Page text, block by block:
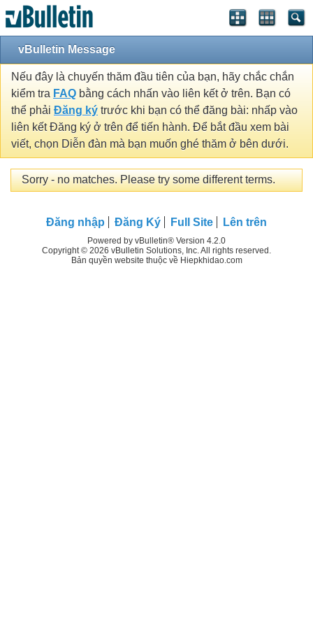
vBulletin Message
Nếu đây là chuyến thăm đầu tiên của bạn, hãy chắc chắn
kiểm tra FAQ bằng cách nhấn vào liên kết ở trên. Bạn có
thể phải Đăng ký trước khi bạn có thể đăng bài: nhấp vào
liên kết Đăng ký ở trên để tiến hành. Để bắt đầu xem bài
viết, chọn Diễn đàn mà bạn muốn ghé thăm ở bên dưới.
Sorry - no matches. Please try some different terms.
Đăng nhập Đăng Ký Full Site Lên trên
Powered by vBulletin® Version 4.2.0
Copyright © 2026 vBulletin Solutions, Inc. All rights reserved.
Bản quyền website thuộc về Hiepkhidao.com